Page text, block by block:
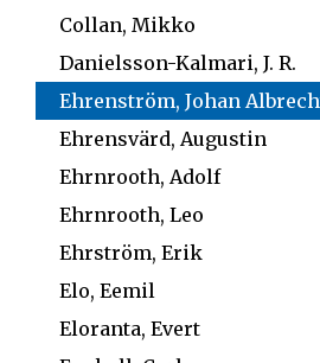
Collan, Mikko
Danielsson-Kalmari, J. R.
Ehrenström, Johan
Ehrensvärd, Augustin
Ehrnrooth, Adolf
Ehrnrooth, Leo
Ehrström, Erik
Elo, Eemil
Eloranta, Evert